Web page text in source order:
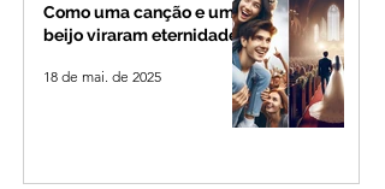
Como uma canção e um
beijo viraram eternidade
18 de mai. de 2025